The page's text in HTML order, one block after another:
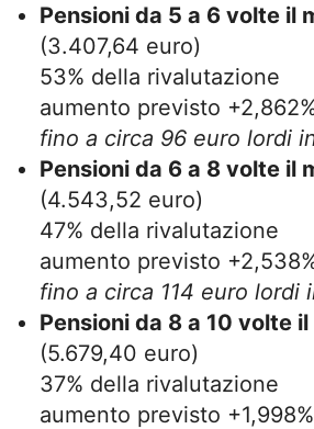
Pensioni da 5 a 6 volte il
(3.407,64 euro)
53% della rivalutazione
aumento previsto
fino a circa 96 euro lordi
Pensioni da 6 a 8 volte il
(4.543,52 euro)
47% della rivalutazione
aumento previsto
fino a circa 114 euro lordi
Pensioni da 8 a 10 volte
(5.679,40 euro)
37% della rivalutazione
aumento previsto +1,998%